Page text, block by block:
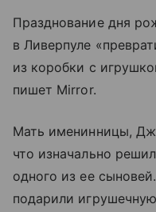
Празднование дня
в Ливерпуле
из коробки с
пишет Mirror.
Мать именинницы,
что изначально
одного из ее
подарили